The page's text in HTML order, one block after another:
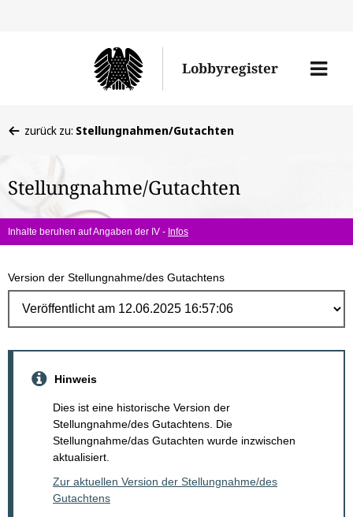
Lobbyregister
Menü
befinden
hier:
zurück zu: Stellungnahmen/Gutachten
Stellungnahme/Gutachten
Inhalte beruhen auf Angaben der IV - Infos
Version der Stellungnahme/des Gutachtens
Hinweis
Dies ist eine historische Version der
Stellungnahme/des Gutachtens. Die
Stellungnahme/das Gutachten wurde inzwischen
aktualisiert.
Zur aktuellen Version der Stellungnahme/des
Gutachtens